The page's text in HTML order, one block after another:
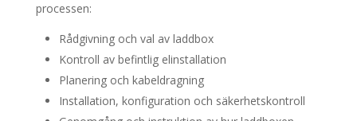
processen:
Rådgivning och val av laddbox
Kontroll av befintlig elinstallation
Planering och kabeldragning
Installation, konfiguration och säkerhetskontroll